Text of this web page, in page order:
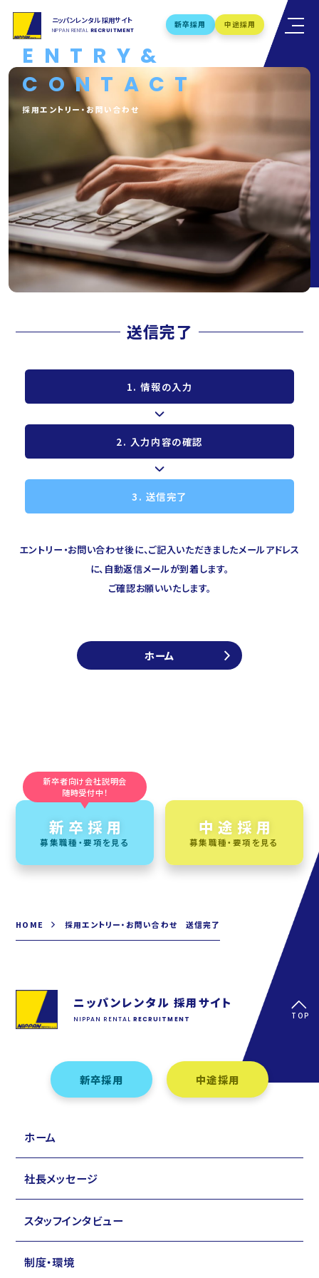
NIPPAN RENTAL RECRUITMENT
ニッパンレンタル 採用サイト 新卒採用 中途採用
新卒者向け会社説明会
随時受付中！
新卒採用
募集職種・要項を見る
中途採用
ホーム
HOME
社長メッセージ
MESSAGE
スタッフインタビュー
よくあるご質問
FAQ
採用エントリー・お問い合わせ
ENTRY ＆ CONTACT
ENTRY&
CONTACT
採用エントリー・お問い合わせ
送信完了
1. 情報の入力
2. 入力内容の確認
3. 送信完了
エントリー・お問い合わせ後に、ご記入いただきましたメールアドレス
に、自動返信メールが到着します。
ご確認お願いいたします。
ホーム
新卒者向け会社説明会
随時受付中！
新卒採用
募集職種・要項を見る
中途採用
募集職種・要項を見る
TOP
HOME 採用エントリー・お問い合わせ 送信完了
ニッパンレンタル 採用サイト
NIPPAN RENTALRECRUITMENT
ホーム
社長メッセージ
スタッフインタビュー
制度・環境
新卒採用 中途採用